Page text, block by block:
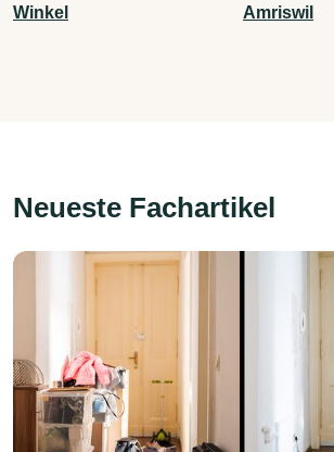
Winkel Amriswil
Neueste Fachartikel